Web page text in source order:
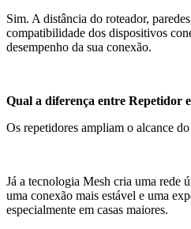
Sim. A distância do roteador,
compatibilidade dos dispositivos
desempenho da sua conexão.
Qual a diferença entre Repetidor
Os repetidores ampliam o alcance
Já a tecnologia Mesh cria uma rede
uma conexão mais estável e uma
especialmente em casas maiores.